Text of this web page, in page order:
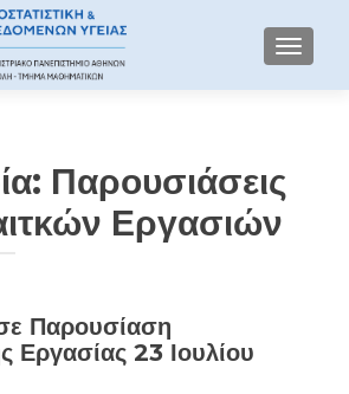
Παρουσιάσεις
Εργασιών
Παρουσίαση
Εργασίας 23 Ιουλίου
άρθρων